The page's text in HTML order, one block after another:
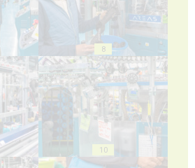
8
10